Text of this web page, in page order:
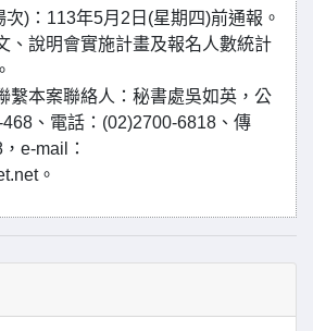
)：113年5月2日(星期四)前通報。
、說明會實施計畫及報名人數統計
繫本案聯絡人：秘書處吳如英，公
、電話：(02)2700-6818、傳
e-mail：
。